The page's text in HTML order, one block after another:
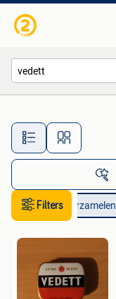
Filters Verzamelen